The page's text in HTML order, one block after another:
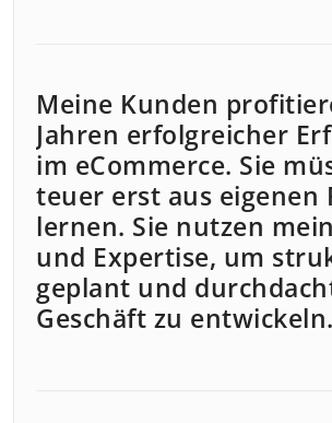
Meine Kunden
Jahren erfolgreicher
im eCommerce. Sie
teuer erst aus eigenen
lernen. Sie nutzen
und Expertise, um
geplant und
Geschäft zu entwickeln.